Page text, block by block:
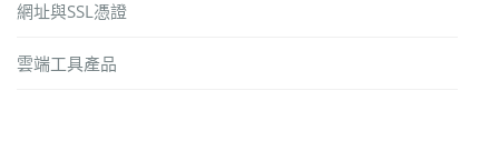
網址與SSL憑證
雲端工具產品